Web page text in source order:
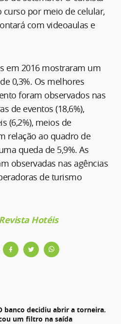
curso por meio de celular,
com videoaulas e
em 2016 mostraram um
0,3%. Os melhores
foram observados nas
de eventos (18,6%),
(6,2%), meios de
relação ao quadro de
queda de 5,9%. As
observadas nas agências
de turismo
Hotéis
banco decidiu abrir a torneira.
um filtro na saída